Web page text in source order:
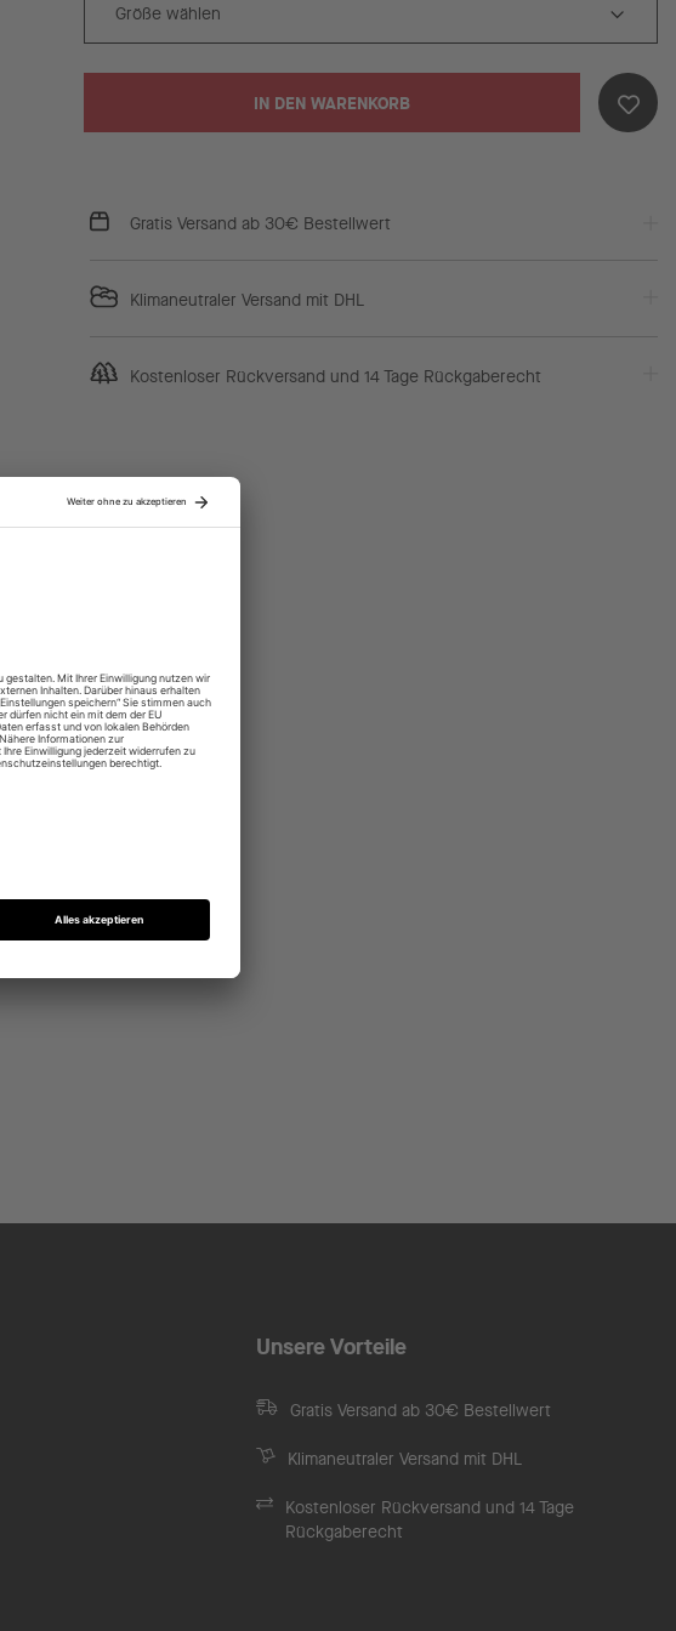
IN DEN WARENKORB
Gratis Versand ab 30€ Bestellwert
Klimaneutraler Versand mit DHL
Kostenloser Rückversand und 14 Tage Rückgaberecht
Unsere Vorteile
Gratis Versand ab 30€ Bestellwert
Klimaneutraler Versand mit DHL
Kostenloser Rückversand und 14 Tage
Rückgaberecht